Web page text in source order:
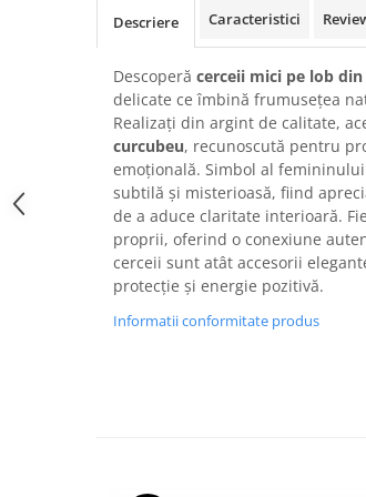
Descriere Caracteristici
Descoperă cerceii mici pe lob
delicate ce îmbină frumusețea
Realizați din argint de calitate,
curcubeu, recunoscută pentru
emoțională. Simbol al
subtilă și misterioasă, fiind
de a aduce claritate interioară.
proprii, oferind o conexiune
cerceii sunt atât accesorii
protecție și energie pozitivă.
Informatii conformitate produs